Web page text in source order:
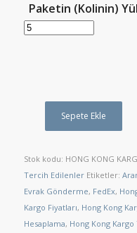
Paketin (Kolinin)
Sepete Ekle
Stok kodu: HONG KONG
Tercih Edilenler Etiketler:
Evrak Gönderme, FedEx,
Kargo Fiyatları, Hong Kong
Hesaplama, Hong Kong Kargo